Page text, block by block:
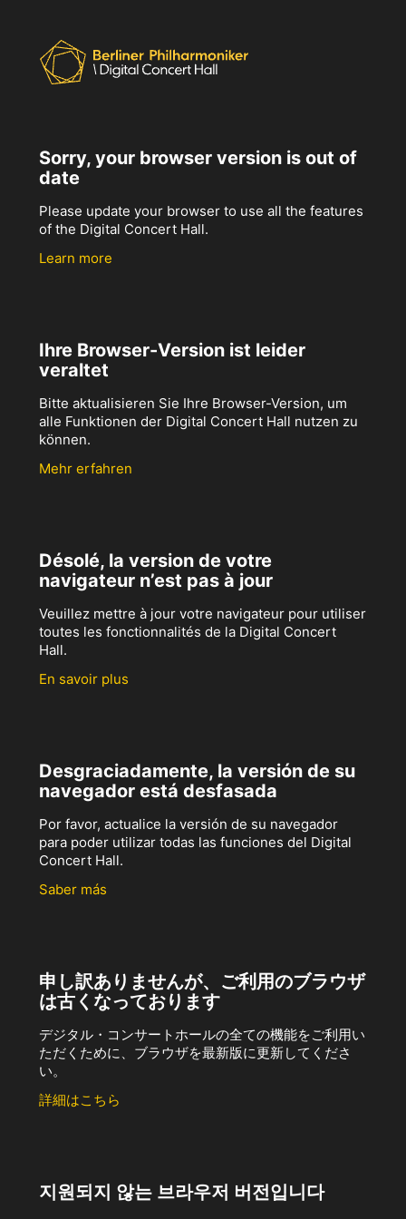
Sorry, your browser version is out of
date
Please update your browser to use all the features
of the Digital Concert Hall.
Learn more
Ihre Browser-Version ist leider
veraltet
Bitte aktualisieren Sie Ihre Browser-Version, um
alle Funktionen der Digital Concert Hall nutzen zu
können.
Mehr erfahren
Désolé, la version de votre
navigateur n’est pas à jour
Veuillez mettre à jour votre navigateur pour utiliser
toutes les fonctionnalités de la Digital Concert
Hall.
En savoir plus
Desgraciadamente, la versión de su
navegador está desfasada
Por favor, actualice la versión de su navegador
para poder utilizar todas las funciones del Digital
Concert Hall.
Saber más
申し訳ありませんが、ご利用のブラウザ
は古くなっております
デジタル・コンサートホールの全ての機能をご利用い
ただくために、ブラウザを最新版に更新してくださ
い。
詳細はこちら
지원되지 않는 브라우저 버전입니다